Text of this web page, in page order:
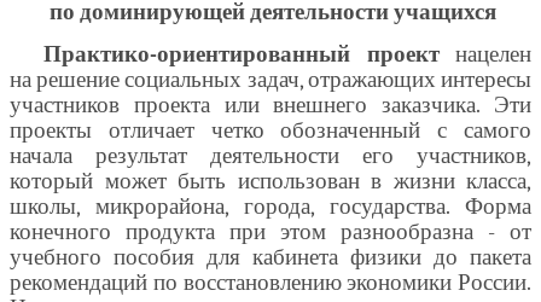
по доминирующей деятельности учащихся
Практико-ориентированный проектнацелен
на решение социальных задач, отражающих интересы
участников проекта или внешнего заказчика. Эти
проекты отличает четко обозначенный с самого
начала результат деятельности его участников,
который может быть использован в жизни класса,
школы, микрорайона, города, государства. Форма
конечного продукта при этом разнообразна - от
учебного пособия для кабинета физики до пакета
рекомендаций по восстановлению экономики России.